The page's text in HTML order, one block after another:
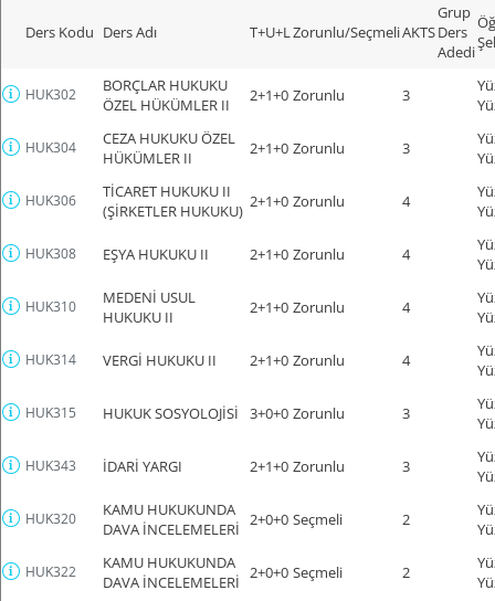
Ders Kodu Ders Adı T+U+LZorunlu/SeçmeliAKTS
Grup
Ders
Adedi
HUK302
BORÇLAR HUKUKU
ÖZEL HÜKÜMLER II
2+1+0 Zorunlu 3
HUK304
CEZA HUKUKU ÖZEL
HÜKÜMLER II
2+1+0 Zorunlu 3
HUK306
TİCARET HUKUKU II
(ŞİRKETLER HUKUKU) 2+1+0 Zorunlu 4
HUK308 EŞYA HUKUKU II 2+1+0 Zorunlu 4
HUK310
MEDENİ USUL
HUKUKU II
2+1+0 Zorunlu 4
HUK314 VERGİ HUKUKU II 2+1+0 Zorunlu 4
HUK315 HUKUK SOSYOLOJİSİ 3+0+0 Zorunlu 3
HUK343 İDARİ YARGI 2+1+0 Zorunlu 3
HUK320
KAMU HUKUKUNDA
DAVA İNCELEMELERİ 2+0+0 Seçmeli 2
HUK322
KAMU HUKUKUNDA
DAVA İNCELEMELERİ 2+0+0 Seçmeli 2